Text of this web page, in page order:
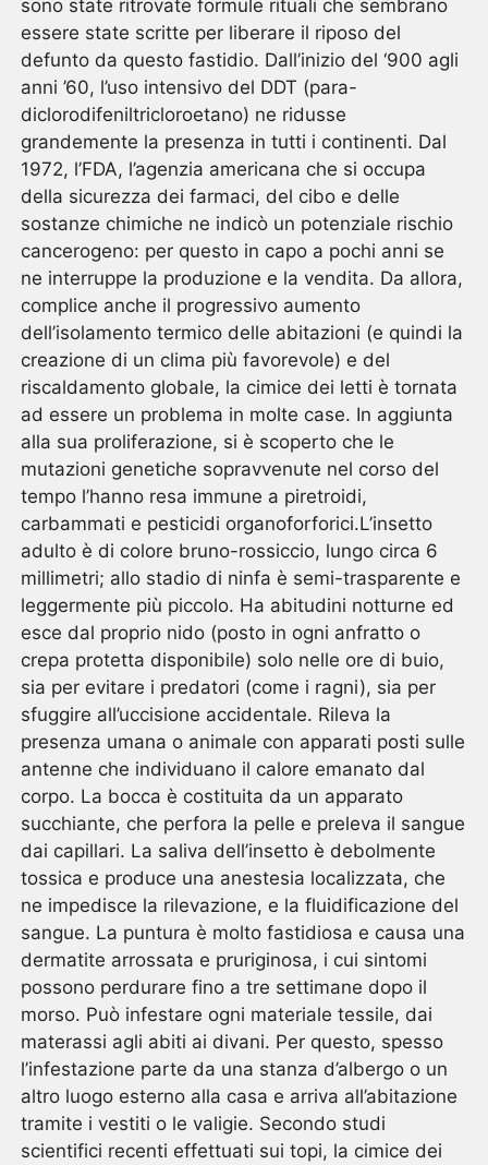
sono state ritrovate formule rituali che sembrano
essere state scritte per liberare il riposo del
defunto da questo fastidio. Dall’inizio del ‘900 agli
anni ’60, l’uso intensivo del DDT (para-
diclorodifeniltricloroetano) ne ridusse
grandemente la presenza in tutti i continenti. Dal
1972, l’FDA, l’agenzia americana che si occupa
della sicurezza dei farmaci, del cibo e delle
sostanze chimiche ne indicò un potenziale rischio
cancerogeno: per questo in capo a pochi anni se
ne interruppe la produzione e la vendita. Da allora,
complice anche il progressivo aumento
dell’isolamento termico delle abitazioni (e quindi la
creazione di un clima più favorevole) e del
riscaldamento globale, la cimice dei letti è tornata
ad essere un problema in molte case. In aggiunta
alla sua proliferazione, si è scoperto che le
mutazioni genetiche sopravvenute nel corso del
tempo l’hanno resa immune a piretroidi,
carbammati e pesticidi organoforforici.L’insetto
adulto è di colore bruno-rossiccio, lungo circa 6
millimetri; allo stadio di ninfa è semi-trasparente e
leggermente più piccolo. Ha abitudini notturne ed
esce dal proprio nido (posto in ogni anfratto o
crepa protetta disponibile) solo nelle ore di buio,
sia per evitare i predatori (come i ragni), sia per
sfuggire all’uccisione accidentale. Rileva la
presenza umana o animale con apparati posti sulle
antenne che individuano il calore emanato dal
corpo. La bocca è costituita da un apparato
succhiante, che perfora la pelle e preleva il sangue
dai capillari. La saliva dell’insetto è debolmente
tossica e produce una anestesia localizzata, che
ne impedisce la rilevazione, e la fluidificazione del
sangue. La puntura è molto fastidiosa e causa una
dermatite arrossata e pruriginosa, i cui sintomi
possono perdurare fino a tre settimane dopo il
morso. Può infestare ogni materiale tessile, dai
materassi agli abiti ai divani. Per questo, spesso
l’infestazione parte da una stanza d’albergo o un
altro luogo esterno alla casa e arriva all’abitazione
tramite i vestiti o le valigie. Secondo studi
scientifici recenti effettuati sui topi, la cimice dei